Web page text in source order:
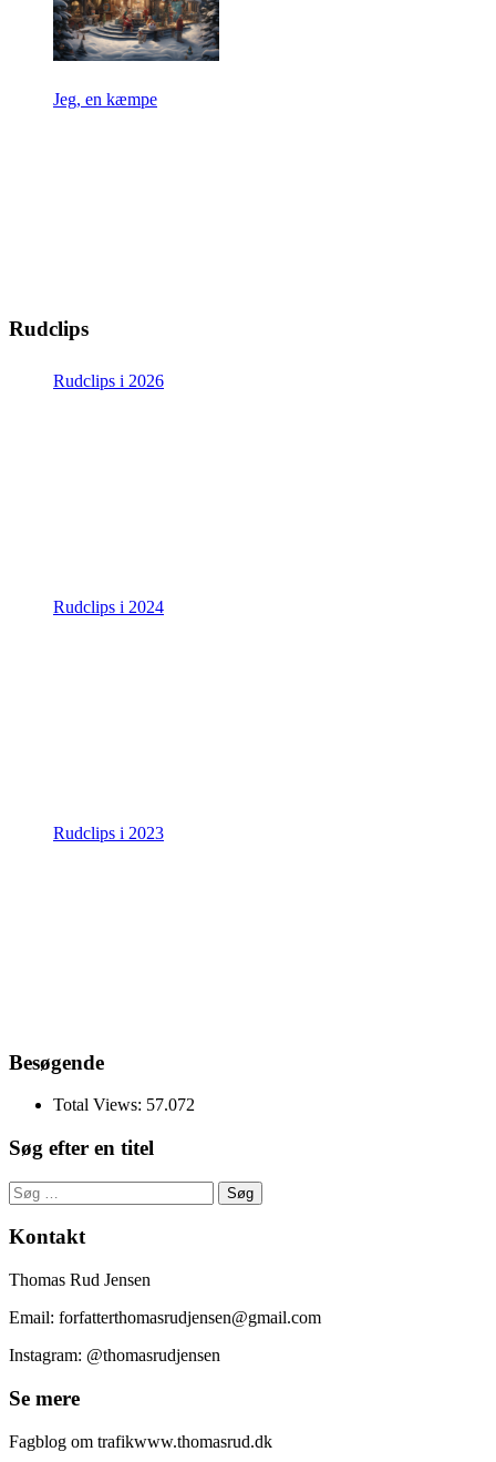
Jeg, en kæmpe
Rudclips
Rudclips i 2026
Rudclips i 2024
Rudclips i 2023
Besøgende
Total Views: 57.072
Søg efter en titel
Søg
efter:
Kontakt
Thomas Rud Jensen
Email: forfatterthomasrudjensen@gmail.com
Instagram: @thomasrudjensen
Se mere
Fagblog om trafikwww.thomasrud.dk